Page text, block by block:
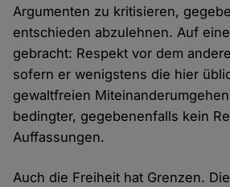
Argumenten zu kritisieren,
entschieden abzulehnen. Auf
gebracht: Respekt vor dem
sofern er wenigstens die hier
gewaltfreien
bedingter, gegebenenfalls kein
Auffassungen.
Auch die Freiheit hat Grenzen.